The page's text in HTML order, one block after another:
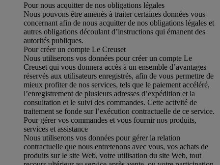
Pour nous acquitter de nos obligations légales
Nous pouvons être amenés à traiter certaines données vous
concernant afin de nous acquitter de nos obligations légales et
autres obligations découlant d’instructions qui émanent des
autorités publiques.
Pour créer un compte Le Creuset
Nous utiliserons vos données pour créer un compte Le
Creuset qui vous donnera accès à un ensemble d’avantages
réservés aux utilisateurs enregistrés, afin de vous permettre de
mieux profiter de nos services, tels que le paiement accéléré,
l’enregistrement de plusieurs adresses d’expédition et la
consultation et le suivi des commandes. Cette activité de
traitement se fonde sur l’exécution contractuelle de ce service.
Pour gérer vos commandes et vous fournir nos produits,
services et assistance
Nous utiliserons vos données pour gérer la relation
contractuelle que nous entretenons avec vous, vos achats de
produits sur le site Web, votre utilisation du site Web, tout